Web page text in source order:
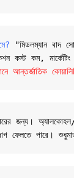
"মিডলম্যান বাদ
কস্ট কম,
আন্তর্জাতিক
জন্য।
ফেলতে পারে।